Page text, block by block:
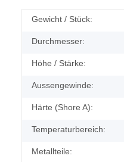
Gewicht / Stück:
Durchmesser:
Höhe / Stärke:
Aussengewinde:
Härte (Shore A):
Temperaturbereich:
Metallteile: